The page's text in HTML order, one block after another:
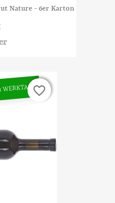
Nature - 6er Karton
favorite_border
favorite_border